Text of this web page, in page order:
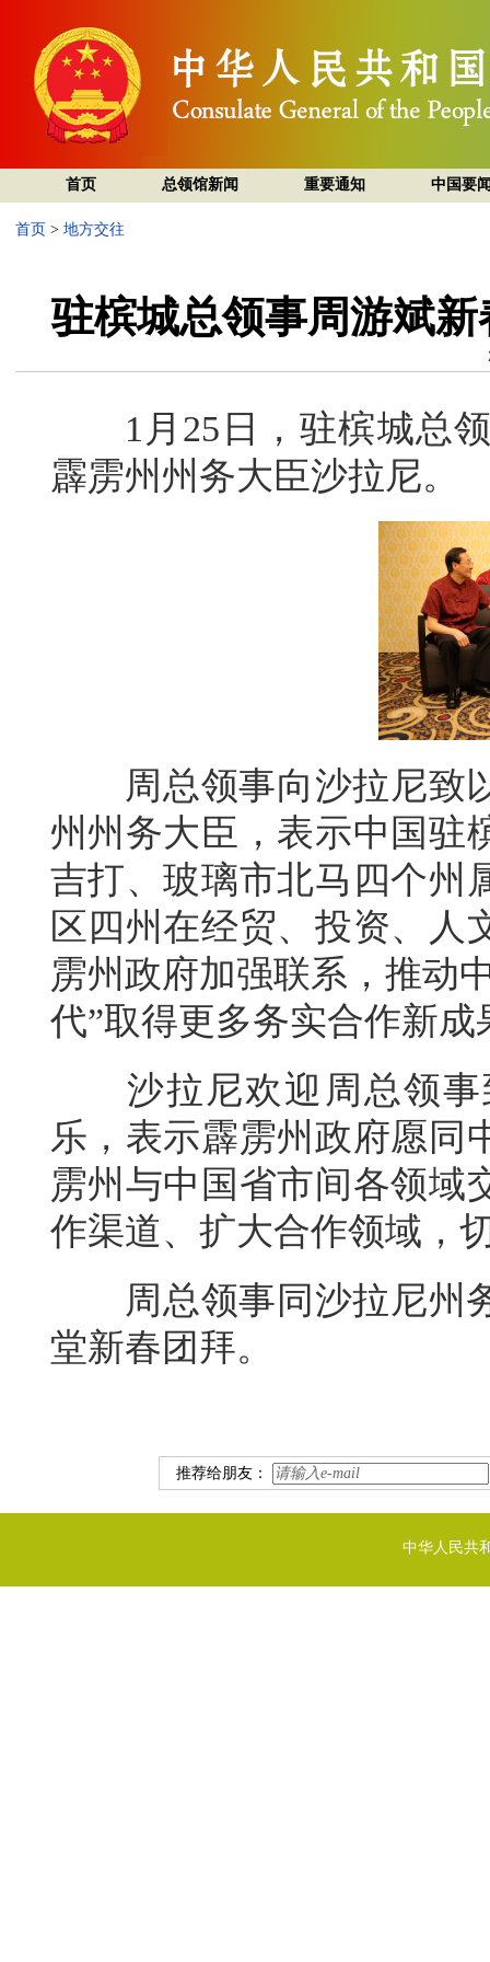
首页 总领馆新闻 重要通知 中国要
首页 > 地方交往
驻槟城总领事周游斌
1月25日，驻槟城总领
霹雳州州务大臣沙拉尼。
周总领事向沙拉尼致以
州州务大臣，表示中国驻
吉打、玻璃市北马四个州
区四州在经贸、投资、人
雳州政府加强联系，推动
代”取得更多务实合作新成
沙拉尼欢迎周总领事
乐，表示霹雳州政府愿同
雳州与中国省市间各领域
作渠道、扩大合作领域，
周总领事同沙拉尼州务
堂新春团拜。
推荐给朋友：
中华人民共